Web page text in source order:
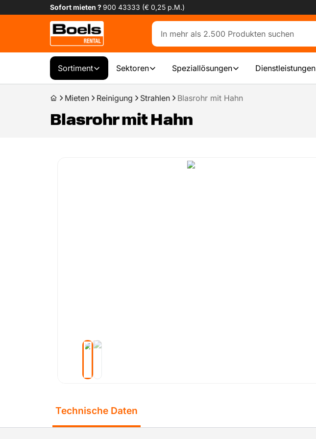
Sofort mieten ?900 43333 (€ 0,25 p.M.)
Sortiment Sektoren Speziallösungen Dienstleistungen
Mieten Reinigung Strahlen Blasrohr mit Hahn
Blasrohr mit Hahn
Technische Daten